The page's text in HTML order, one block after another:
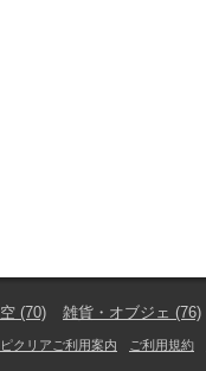
空 (70) 雑貨・オブジェ (76)
ピクリアご利用案内 ご利用規約